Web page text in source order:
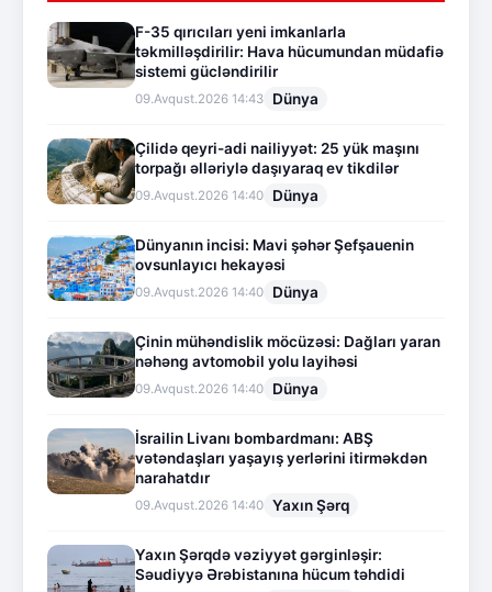
F-35 qırıcıları yeni imkanlarla
təkmilləşdirilir: Hava hücumundan müdafiə
sistemi gücləndirilir
09.Avqust.2026 14:43 Dünya
Çilidə qeyri-adi nailiyyət: 25 yük maşını
torpağı əlləriylə daşıyaraq ev tikdilər
09.Avqust.2026 14:40 Dünya
Dünyanın incisi: Mavi şəhər Şefşauenin
ovsunlayıcı hekayəsi
09.Avqust.2026 14:40 Dünya
Çinin mühəndislik möcüzəsi: Dağları yaran
nəhəng avtomobil yolu layihəsi
09.Avqust.2026 14:40 Dünya
İsrailin Livanı bombardmanı: ABŞ
vətəndaşları yaşayış yerlərini itirməkdən
narahatdır
09.Avqust.2026 14:40 Yaxın Şərq
Yaxın Şərqdə vəziyyət gərginləşir:
Səudiyyə Ərəbistanına hücum təhdidi